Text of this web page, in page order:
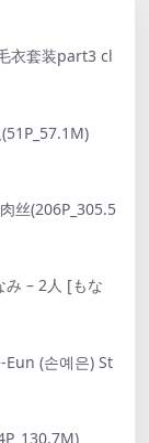
衣套装part3 cl
丝(206P_305.5
み – 2人 [もな
Eun (손예은) St